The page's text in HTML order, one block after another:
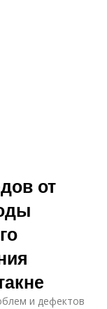
от
и дефектов